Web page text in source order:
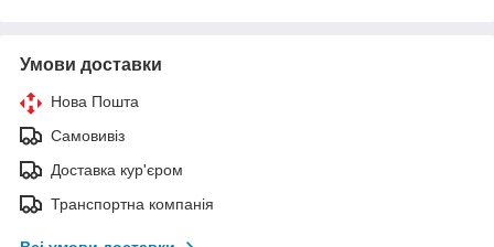
Умови доставки
Нова Пошта
Самовивіз
Доставка кур'єром
Транспортна компанія